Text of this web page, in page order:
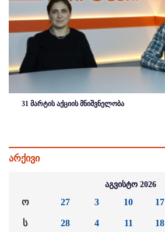
31 მარტის აქციის მნიშვნელობა
არქივი
აგვისტო 2026
ო
ს
27
28
3
4
10
11
17
18